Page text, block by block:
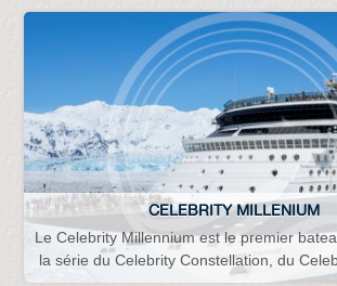
CELEBRITY MILLENIUM
Le Celebrity Millennium est le premier
la série du Celebrity Constellation, du